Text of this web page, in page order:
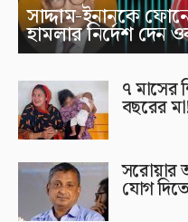
সাদ্দাম-ইনানকে
হামলার নির্দেশ দেন
৭
বছরের
সরোয়ার
যোগ